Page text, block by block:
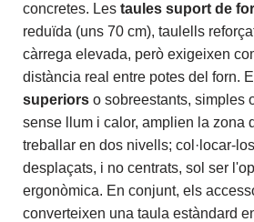
concretes. Les taules suport de
reduïda (uns 70 cm), taulells
càrrega elevada, però exigeixen
distància real entre potes del forn.
superiors o sobreestants, simples
sense llum i calor, amplien la zona
treballar en dos nivells; col·locar-
desplaçats, i no centrats, sol ser
ergonòmica. En conjunt, els
converteixen una taula estàndard